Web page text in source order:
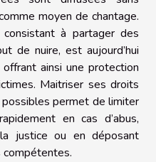
moyen de chantage.
à partager des
de nuire, est aujourd’hui
ainsi une protection
Maitriser ses droits
permet de limiter
en cas d’abus,
justice ou en déposant